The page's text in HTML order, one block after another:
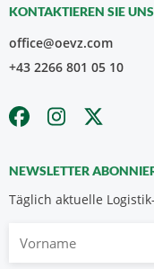
KONTAKTIEREN SIE UNS
office@oevz.com
+43 2266 801 05 10
NEWSLETTER
Täglich aktuelle
Vorname